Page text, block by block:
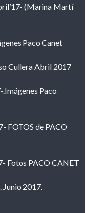
(Marina Martí
Paco Canet
Cullera Abril 2017
Paco
FOTOS de PACO
Fotos PACO CANET
Junio 2017.